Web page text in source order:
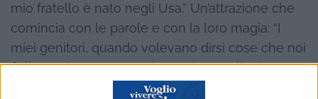
mio fratello è nato negli Usa.” Un’attrazione che
comincia con le parole e con la loro magia: “I
miei genitori, quando volevano dirsi cose che noi
figli non dovevamo capire, parlavano l’inglese. E
così, questa lingua per me è diventata quasi la